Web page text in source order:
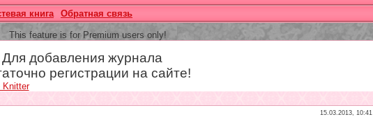
книга Обратная связь
This feature is for Premium users only!
Для добавления журнала
регистрации на сайте!
Knitter
15.03.2013, 10:41